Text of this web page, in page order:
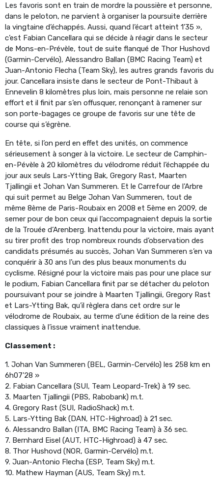
Les favoris sont en train de mordre la poussière et personne,
dans le peloton, ne parvient à organiser la poursuite derrière
la vingtaine d’échappés. Aussi, quand l’écart atteint 1’35 »,
c’est Fabian Cancellara qui se décide à réagir dans le secteur
de Mons-en-Prévèle, tout de suite flanqué de Thor Hushovd
(Garmin-Cervélo), Alessandro Ballan (BMC Racing Team) et
Juan-Antonio Flecha (Team Sky), les autres grands favoris du
jour. Cancellara insiste dans le secteur de Pont-Thibaut à
Ennevelin 8 kilomètres plus loin, mais personne ne relaie son
effort et il finit par s’en offusquer, renonçant à ramener sur
son porte-bagages ce groupe de favoris sur une tête de
course qui s’égrène.
En tête, si l’on perd en effet des unités, on commence
sérieusement à songer à la victoire. Le secteur de Camphin-
en-Pévèle à 20 kilomètres du vélodrome réduit l’échappée du
jour aux seuls Lars-Ytting Bak, Gregory Rast, Maarten
Tjallingii et Johan Van Summeren. Et le Carrefour de l’Arbre
qui suit permet au Belge Johan Van Summeren, tout de
même 8ème de Paris-Roubaix en 2008 et 5ème en 2009, de
semer pour de bon ceux qui l’accompagnaient depuis la sortie
de la Trouée d’Arenberg. Inattendu pour la victoire, mais ayant
su tirer profit des trop nombreux rounds d’observation des
candidats présumés au succès, Johan Van Summeren s’en va
conquérir à 30 ans l’un des plus beaux monuments du
cyclisme. Résigné pour la victoire mais pas pour une place sur
le podium, Fabian Cancellara finit par se détacher du peloton
poursuivant pour se joindre à Maarten Tjallingii, Gregory Rast
et Lars-Ytting Bak, qu’il règlera dans cet ordre sur le
vélodrome de Roubaix, au terme d’une édition de la reine des
classiques à l’issue vraiment inattendue.
Classement :
1. Johan Van Summeren (BEL, Garmin-Cervélo) les 258 km en
6h07’28 »
2. Fabian Cancellara (SUI, Team Leopard-Trek) à 19 sec.
3. Maarten Tjallingii (PBS, Rabobank) m.t.
4. Gregory Rast (SUI, RadioShack) m.t.
5. Lars-Ytting Bak (DAN, HTC-Highroad) à 21 sec.
6. Alessandro Ballan (ITA, BMC Racing Team) à 36 sec.
7. Bernhard Eisel (AUT, HTC-Highroad) à 47 sec.
8. Thor Hushovd (NOR, Garmin-Cervélo) m.t.
9. Juan-Antonio Flecha (ESP, Team Sky) m.t.
10. Mathew Hayman (AUS, Team Sky) m.t.